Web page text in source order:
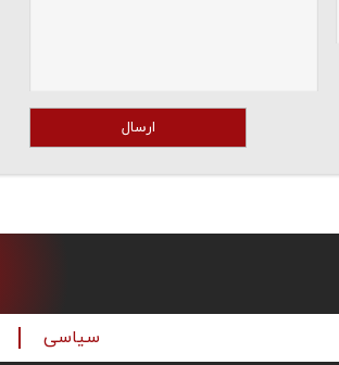
ارسال
سیاسی